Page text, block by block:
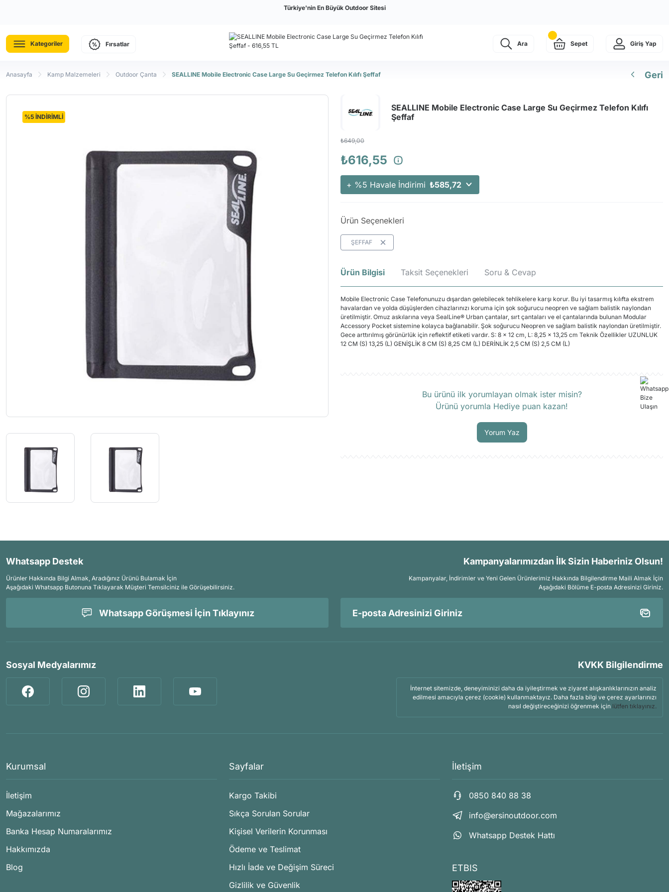
Türkiye'nin En Büyük Outdoor Sitesi
Kategoriler Fırsatlar Ara Sepet Giriş Yap
Anasayfa Kamp Malzemeleri Outdoor Çanta SEALLINE Mobile Electronic Case Large Su Geçirmez Telefon Kılıfı Şeffaf Geri
%5 İNDİRİMLİ
SEALLINE Mobile Electronic Case Large Su Geçirmez Telefon Kılıfı
Şeffaf
₺649,00
₺616,55
+ %5 Havale İndirimi ₺585,72
Ürün Seçenekleri
ŞEFFAF
Ürün Bilgisi Taksit Seçenekleri Soru & Cevap
Mobile Electronic Case Telefonunuzu dışardan gelebilecek tehlikelere karşı korur. Bu iyi tasarmış kılıfta ekstrem
havalardan ve yolda düşüşlerden cihazlarınızı koruma için şok soğurucu neopren ve sağlam balistik naylondan
üretilmiştir. Omuz askılarına veya SealLine® Urban çantalar, sırt çantaları ve el çantalarında bulunan Modular
Accessory Pocket sistemine kolayca bağlanabilir. Şok soğurucu Neopren ve sağlam balistik naylondan üretilmiştir.
Gece arttırılmış görünürlük için reflektif etiketi vardır. S: 8 x 12 cm, L: 8,25 x 13,25 cm Teknik Özellikler UZUNLUK
12 CM (S) 13,25 (L) GENİŞLİK 8 CM (S) 8,25 CM (L) DERİNLİK 2,5 CM (S) 2,5 CM (L)
Bu ürünü ilk yorumlayan olmak ister misin?
Ürünü yorumla Hediye puan kazan!
Yorum Yaz
Whatsapp Destek
Ürünler Hakkında Bilgi Almak, Aradığınız Ürünü Bulamak İçin
Aşağıdaki Whatsapp Butonuna Tıklayarak Müşteri Temsilciniz ile Görüşebilirsiniz.
Whatsapp Görüşmesi İçin Tıklayınız
Kampanyalarımızdan İlk Sizin Haberiniz Olsun!
Kampanyalar, İndirimler ve Yeni Gelen Ürünlerimiz Hakkında Bilgilendirme Maili Almak İçin
Aşağıdaki Bölüme E-posta Adresinizi Giriniz.
Sosyal Medyalarımız KVKK Bilgilendirme
İnternet sitemizde, deneyiminizi daha da iyileştirmek ve ziyaret alışkanlıklarınızın analiz
edilmesi amacıyla çerez (cookie) kullanmaktayız. Daha fazla bilgi ve çerez ayarlarınızı
nasıl değiştireceğinizi öğrenmek için lütfen tıklayınız.
Kurumsal
İletişim
Mağazalarımız
Banka Hesap Numaralarımız
Hakkımızda
Blog
Sayfalar
Kargo Takibi
Sıkça Sorulan Sorular
Kişisel Verilerin Korunması
Ödeme ve Teslimat
Hızlı İade ve Değişim Süreci
Gizlilik ve Güvenlik
İletişim
0850 840 88 38
info@ersinoutdoor.com
Whatsapp Destek Hattı
ETBIS